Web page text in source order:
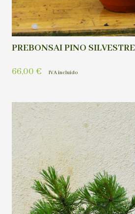
PREBONSAI PINO SILVESTRE
66,00 € IVA incluído